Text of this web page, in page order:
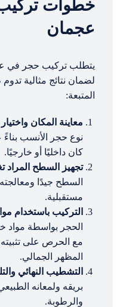
خطوات
عجمان
يتطلب تركيب حجر في
لضمان نتائج مثالية
المتبعة:
معاينة المكان
نوع حجر الأنسب
كان داخليًا أو خارجيًا.
تجهيز السطح المراد
السطح جيدًا
مستقبلية.
التركيب باستخدام
الحجر بواسطة مواد
مع الحرص على
المظهر الجمالي.
التشطيب النهائي
بريقه ولمعانه
والرطوبة.